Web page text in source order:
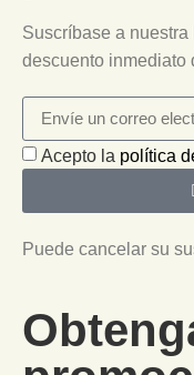
Suscríbase a
descuento inmediato
Acepto la política
Puede cancelar su